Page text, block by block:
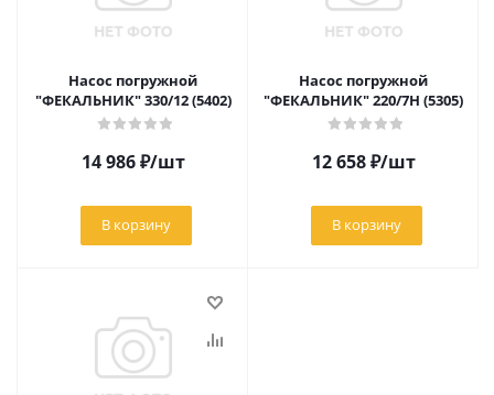
Насос погружной
"ФЕКАЛЬНИК" 330/12 (5402)
14 986₽/шт
В корзину
Насос погружной
"ФЕКАЛЬНИК" 220/7Н (5305)
12 658₽/шт
В корзину